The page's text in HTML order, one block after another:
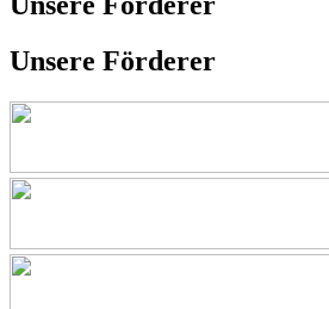
Unsere Förderer